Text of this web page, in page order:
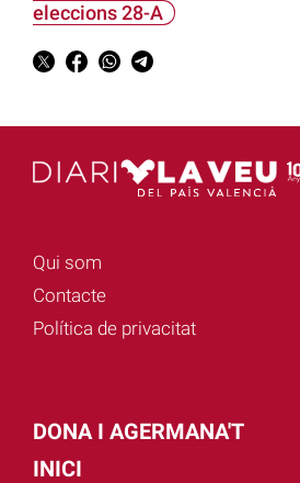
eleccions 28-A
Qui som
Contacte
Política de privacitat
DONA I AGERMANA'T
INICI